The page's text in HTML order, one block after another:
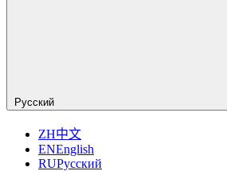
Русский
ZH中文
ENEnglish
RUРусский